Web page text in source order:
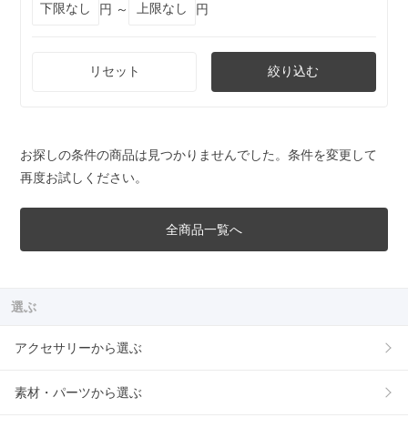
円 ～
円
リセット 絞り込む
お探しの条件の商品は見つかりませんでした。条件を変更して
再度お試しください。
全商品一覧へ
選ぶ
アクセサリーから選ぶ
素材・パーツから選ぶ